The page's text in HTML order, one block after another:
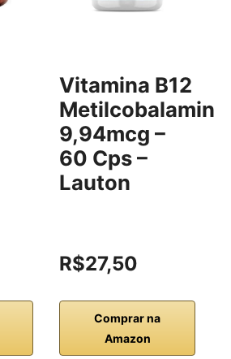
Vitamina B12
Metilcobalamina
9,94mcg –
60 Cps –
Lauton
R$27,50
Comprar na
Amazon